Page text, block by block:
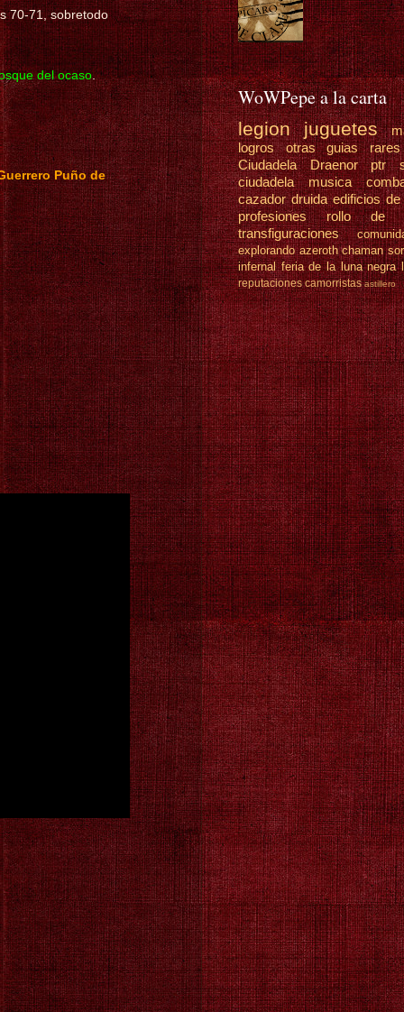
70-71, sobretodo
del ocaso.
Puño de
WoWPepe a la carta
legion juguetes
logros
otras guias
Ciudadela Draenor
ptr
ciudadela
musica
cazador druida edificios
profesiones
rollo de
transfiguraciones
explorando azeroth chaman
infernal feria de la luna negra
reputaciones camorristas astillero